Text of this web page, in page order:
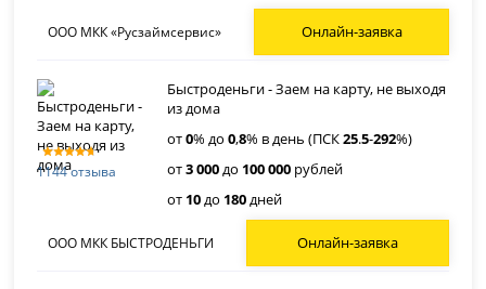
ООО МКК «Русзаймсервис» Онлайн-заявка
1144 отзыва
Быстроденьги - Заем на карту, не выходя
из дома
от0% до0,8% в день (ПСК25.5-292%)
от3 000до 100 000 рублей
от 10до 180дней
ООО МКК БЫСТРОДЕНЬГИ Онлайн-заявка